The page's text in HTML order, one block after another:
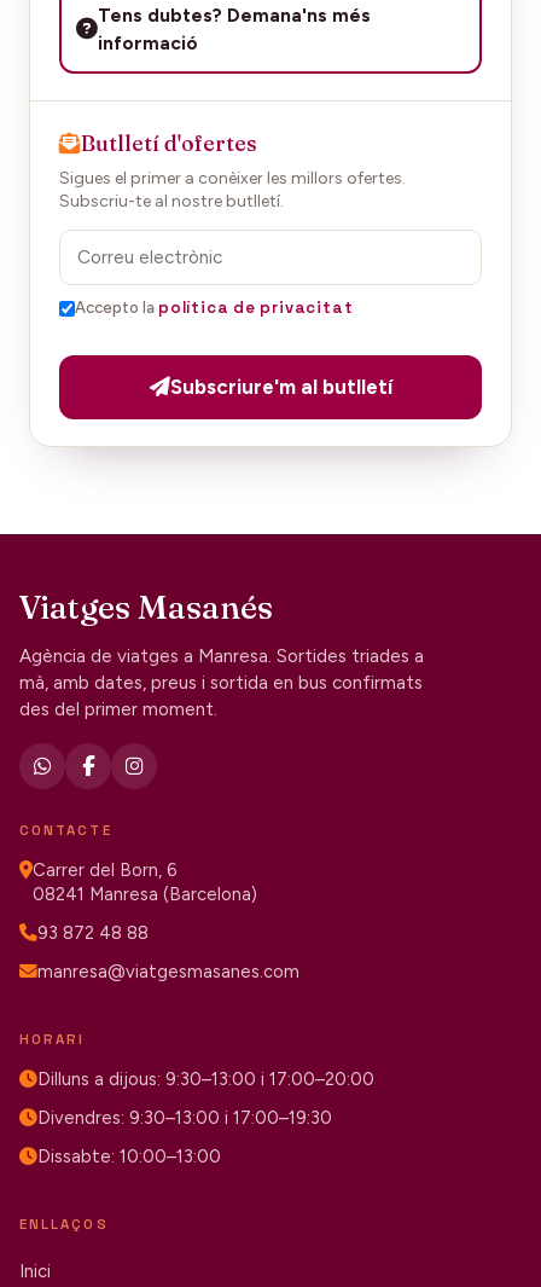
Tens dubtes? Demana'ns més
informació
Butlletí d'ofertes
Sigues el primer a conèixer les millors ofertes.
Subscriu-te al nostre butlletí.
Accepto la política de privacitat
Subscriure'm al butlletí
Viatges Masanés
Agència de viatges a Manresa. Sortides triades a
mà, amb dates, preus i sortida en bus confirmats
des del primer moment.
CONTACTE
Carrer del Born, 6
08241 Manresa (Barcelona)
93 872 48 88
manresa@viatgesmasanes.com
HORARI
Dilluns a dijous: 9:30–13:00 i 17:00–20:00
Divendres: 9:30–13:00 i 17:00–19:30
Dissabte: 10:00–13:00
ENLLAÇOS
Inici